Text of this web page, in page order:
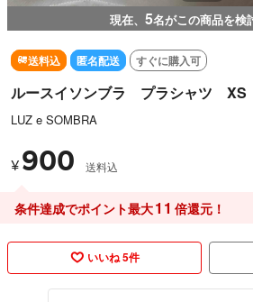
現在、 5名がこの商品を検
送料込 匿名配送 すぐに購入可
ルースイソンブラ プラシャツ XS
LUZ e SOMBRA
¥ 900 送料込
条件達成でポイント最大11 倍還元！
いいね 5件